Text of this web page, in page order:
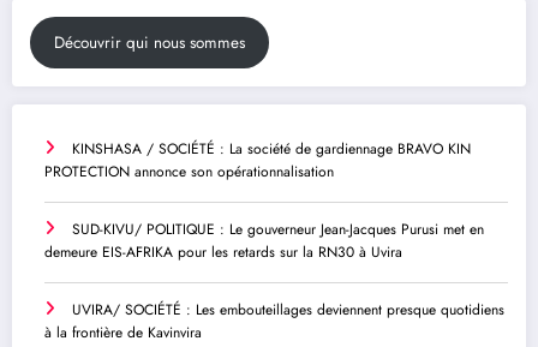
Découvrir qui nous sommes
KINSHASA / SOCIÉTÉ : La société de gardiennage BRAVO KIN
PROTECTION annonce son opérationnalisation
SUD-KIVU/ POLITIQUE : Le gouverneur Jean-Jacques Purusi met en
demeure EIS-AFRIKA pour les retards sur la RN30 à Uvira
UVIRA/ SOCIÉTÉ : Les embouteillages deviennent presque quotidiens
à la frontière de Kavinvira